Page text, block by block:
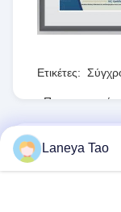
Ετικέτες:
RT8077ΓΚΟΥ
ΣΤΕΊΛΕΤΕ ΤΟ RFQ
Laneya Tao